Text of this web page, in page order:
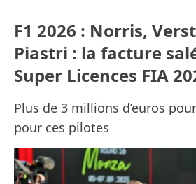
F1 2026 : Norris,
Piastri : la facture
Super Licences FIA
Plus de 3 millions d’euros
pour ces pilotes